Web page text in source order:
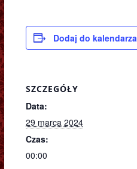
Dodaj do kalendarza
SZCZEGÓŁY
Data:
29 marca 2024
Czas:
00:00